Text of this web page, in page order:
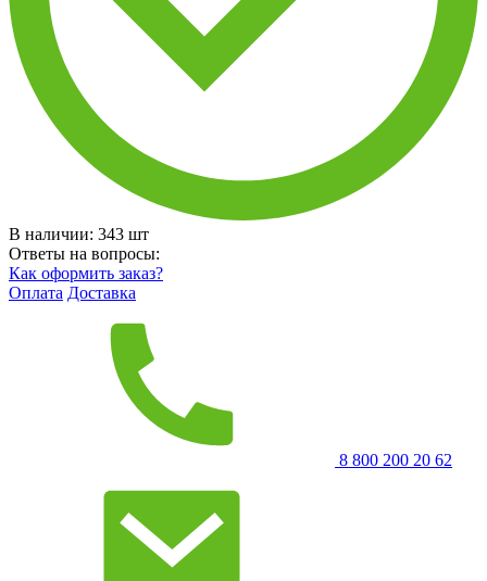
В наличии: 343 шт
Ответы на вопросы:
Как оформить заказ?
Оплата Доставка
8 800 200 20 62